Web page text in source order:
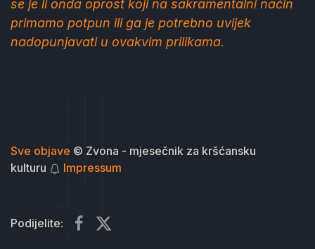
se je li onda oprost koji na sakramentalni način
primamo potpun ili ga je potrebno uvijek
nadopunjavati u ovakvim prilikama.
Sve objave © Zvona - mjesečnik za kršćansku
kulturu
Impressum
Podijelite: